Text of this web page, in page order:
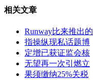
相关文章
Runway比来推出的
指操纵现私话题博
定增已获证监会核
无望再一次引燃立
果须缴纳25%关税